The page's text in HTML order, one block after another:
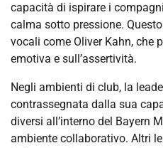
capacità di ispirare i
calma sotto pressione.
vocali come Oliver Kahn, che
emotiva e sull’assertività.
Negli ambienti di club, la
contrassegnata dalla sua
diversi all’interno del Bayern
ambiente collaborativo. Altri